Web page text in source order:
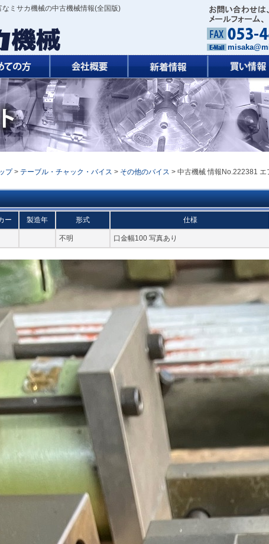
ミサカ機械の中古機械情報(全国版)
プ > テーブル・チャック・バイス > その他のバイス > 中古機械 情報No.222381 エ
ー 製造年 形式 仕様
不明 口金幅100 写真あり